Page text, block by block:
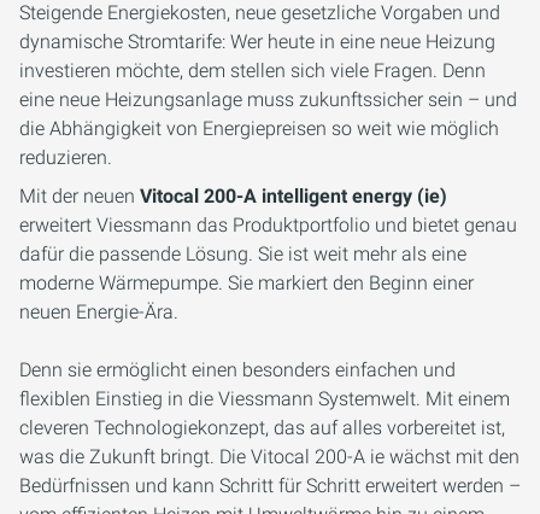
Steigende Energiekosten, neue gesetzliche Vorgaben und
dynamische Stromtarife: Wer heute in eine neue Heizung
investieren möchte, dem stellen sich viele Fragen. Denn
eine neue Heizungsanlage muss zukunftssicher sein – und
die Abhängigkeit von Energiepreisen so weit wie möglich
reduzieren.
Mit der neuen Vitocal 200-A intelligent energy (ie)
erweitert Viessmann das Produktportfolio und bietet genau
dafür die passende Lösung. Sie ist weit mehr als eine
moderne Wärmepumpe. Sie markiert den Beginn einer
neuen Energie-Ära.
Denn sie ermöglicht einen besonders einfachen und
flexiblen Einstieg in die Viessmann Systemwelt. Mit einem
cleveren Technologiekonzept, das auf alles vorbereitet ist,
was die Zukunft bringt. Die Vitocal 200-A ie wächst mit den
Bedürfnissen und kann Schritt für Schritt erweitert werden –